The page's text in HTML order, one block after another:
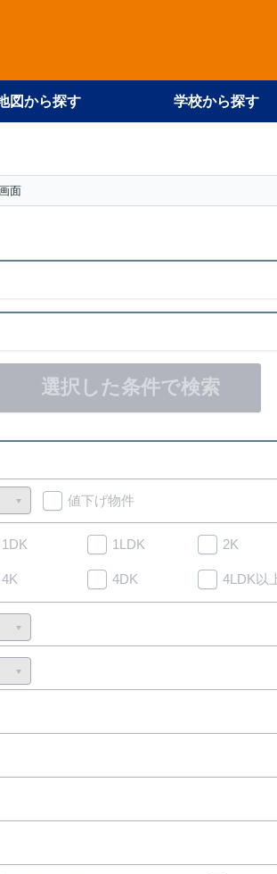
図から探す 学校から探す
面
選択した条件で検索
値下げ物件
1DK 1LDK 2K
4K 4DK 4LDK以